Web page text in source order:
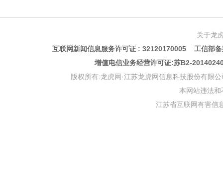
关于龙
互联网新闻信息服务许可证 : 32120170005 工信部
增值电信业务经营许可证:苏B2-
版权所有:龙虎网·江苏龙虎网信息科技股份有限
本网站违法
江苏省互联网有害